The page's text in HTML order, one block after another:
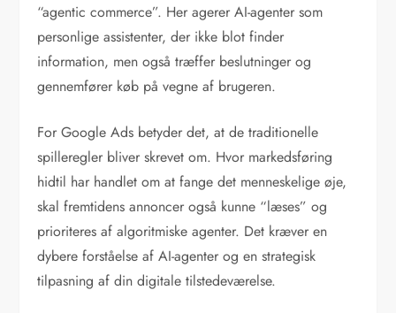
“agentic commerce”. Her agerer AI-agenter som
personlige assistenter, der ikke blot finder
information, men også træffer beslutninger og
gennemfører køb på vegne af brugeren.
For Google Ads betyder det, at de traditionelle
spilleregler bliver skrevet om. Hvor markedsføring
hidtil har handlet om at fange det menneskelige øje,
skal fremtidens annoncer også kunne “læses” og
prioriteres af algoritmiske agenter. Det kræver en
dybere forståelse af AI-agenter og en strategisk
tilpasning af din digitale tilstedeværelse.